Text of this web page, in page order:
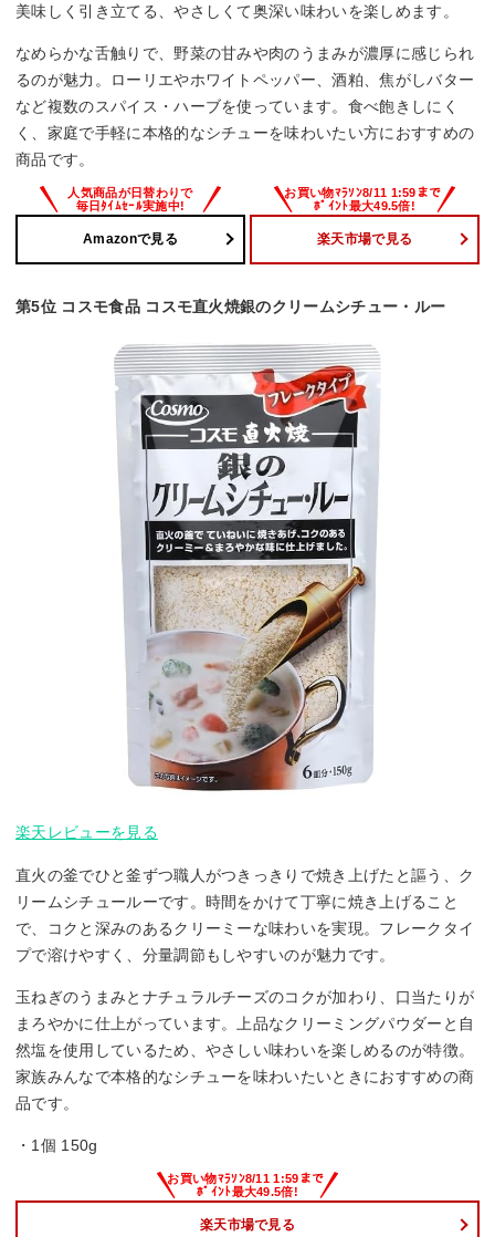
美味しく引き立てる、やさしくて奥深い味わいを楽しめます。
なめらかな舌触りで、野菜の甘みや肉のうまみが濃厚に感じられ
るのが魅力。ローリエやホワイトペッパー、酒粕、焦がしバター
など複数のスパイス・ハーブを使っています。食べ飽きしにく
く、家庭で手軽に本格的なシチューを味わいたい方におすすめの
商品です。
Amazonで見る 楽天市場で見る
第5位 コスモ食品 コスモ直火焼銀のクリームシチュー・ルー
楽天レビューを見る
直火の釜でひと釜ずつ職人がつきっきりで焼き上げたと謳う、ク
リームシチュールーです。時間をかけて丁寧に焼き上げること
で、コクと深みのあるクリーミーな味わいを実現。フレークタイ
プで溶けやすく、分量調節もしやすいのが魅力です。
玉ねぎのうまみとナチュラルチーズのコクが加わり、口当たりが
まろやかに仕上がっています。上品なクリーミングパウダーと自
然塩を使用しているため、やさしい味わいを楽しめるのが特徴。
家族みんなで本格的なシチューを味わいたいときにおすすめの商
品です。
・1個 150g
楽天市場で見る